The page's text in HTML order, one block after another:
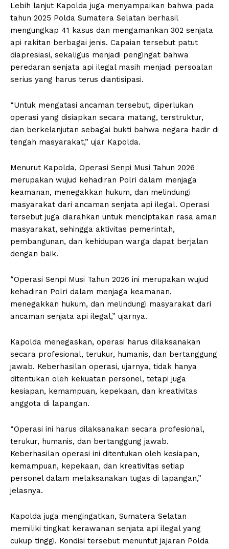
Lebih lanjut Kapolda juga menyampaikan bahwa pada
tahun 2025 Polda Sumatera Selatan berhasil
mengungkap 41 kasus dan mengamankan 302 senjata
api rakitan berbagai jenis. Capaian tersebut patut
diapresiasi, sekaligus menjadi pengingat bahwa
peredaran senjata api ilegal masih menjadi persoalan
serius yang harus terus diantisipasi.
“Untuk mengatasi ancaman tersebut, diperlukan
operasi yang disiapkan secara matang, terstruktur,
dan berkelanjutan sebagai bukti bahwa negara hadir di
tengah masyarakat,” ujar Kapolda.
Menurut Kapolda, Operasi Senpi Musi Tahun 2026
merupakan wujud kehadiran Polri dalam menjaga
keamanan, menegakkan hukum, dan melindungi
masyarakat dari ancaman senjata api ilegal. Operasi
tersebut juga diarahkan untuk menciptakan rasa aman
masyarakat, sehingga aktivitas pemerintah,
pembangunan, dan kehidupan warga dapat berjalan
dengan baik.
“Operasi Senpi Musi Tahun 2026 ini merupakan wujud
kehadiran Polri dalam menjaga keamanan,
menegakkan hukum, dan melindungi masyarakat dari
ancaman senjata api ilegal,” ujarnya.
Kapolda menegaskan, operasi harus dilaksanakan
secara profesional, terukur, humanis, dan bertanggung
jawab. Keberhasilan operasi, ujarnya, tidak hanya
ditentukan oleh kekuatan personel, tetapi juga
kesiapan, kemampuan, kepekaan, dan kreativitas
anggota di lapangan.
“Operasi ini harus dilaksanakan secara profesional,
terukur, humanis, dan bertanggung jawab.
Keberhasilan operasi ini ditentukan oleh kesiapan,
kemampuan, kepekaan, dan kreativitas setiap
personel dalam melaksanakan tugas di lapangan,”
jelasnya.
Kapolda juga mengingatkan, Sumatera Selatan
memiliki tingkat kerawanan senjata api ilegal yang
cukup tinggi. Kondisi tersebut menuntut jajaran Polda